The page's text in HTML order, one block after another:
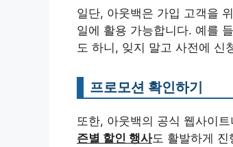
일단, 아웃백은 가입 고객을
일에 활용 가능합니다. 예를
도 하니, 잊지 말고 사전에 신
프로모션 확인하기
또한, 아웃백의 공식 웹사이
즌별 할인 행사도 활발하게 진